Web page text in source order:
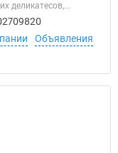
деликатесов,...
Объявления